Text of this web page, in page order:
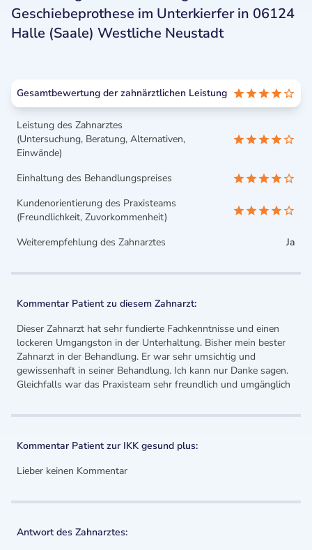
Geschiebeprothese im Unterkierfer in 06124
Halle (Saale) Westliche Neustadt
Gesamtbewertung der zahnärztlichen Leistung
Leistung des Zahnarztes
(Untersuchung, Beratung, Alternativen,
Einwände)
Einhaltung des Behandlungspreises
Kundenorientierung des Praxisteams
(Freundlichkeit, Zuvorkommenheit)
Weiterempfehlung des Zahnarztes
Ja
Kommentar Patient zu diesem Zahnarzt:
Dieser Zahnarzt hat sehr fundierte Fachkenntnisse und einen
lockeren Umgangston in der Unterhaltung. Bisher mein bester
Zahnarzt in der Behandlung. Er war sehr umsichtig und
gewissenhaft in seiner Behandlung. Ich kann nur Danke sagen.
Gleichfalls war das Praxisteam sehr freundlich und umgänglich
Kommentar Patient zur IKK gesund plus:
Lieber keinen Kommentar
Antwort des Zahnarztes: